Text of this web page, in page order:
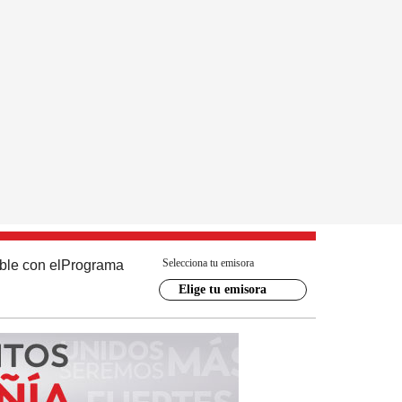
con el Programa Selecciona tu emisora
Elige tu emisora